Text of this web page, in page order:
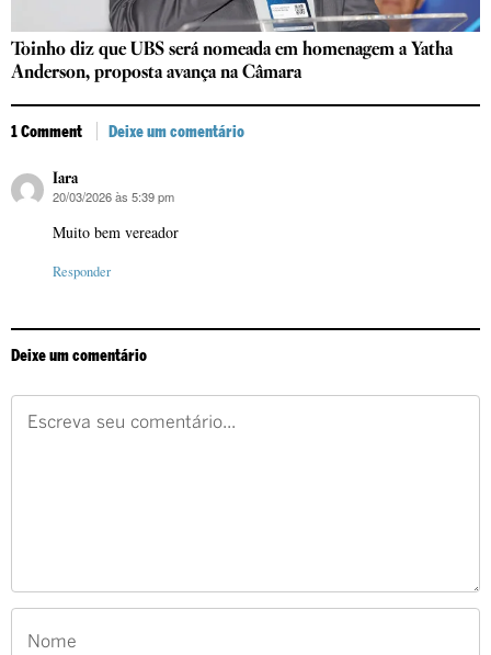
Toinho diz que UBS será nomeada em homenagem a Yatha
Anderson, proposta avança na Câmara
1 Comment Deixe um comentário
Iara
disse:
20/03/2026 às 5:39 pm
Muito bem vereador
Responder
Deixe um comentário